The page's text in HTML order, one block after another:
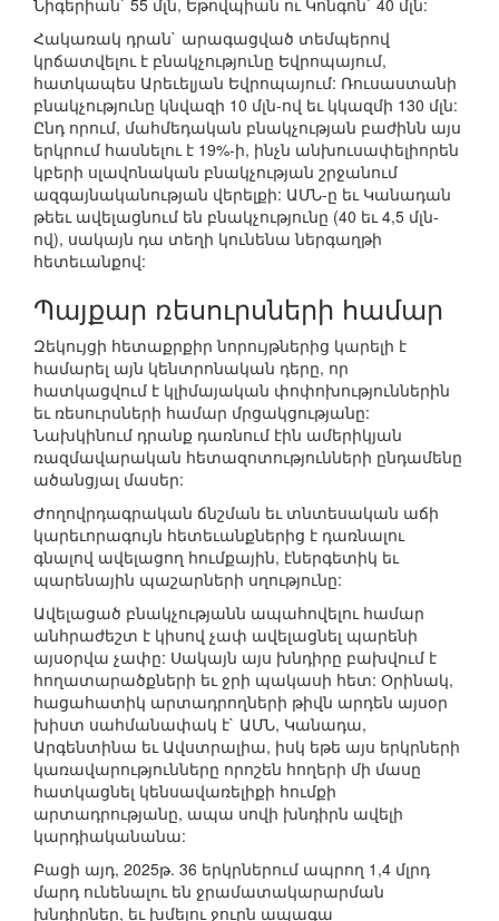
Նիգերիան` 55 մլն, Եթովպիան ու Կոնգոն` 40 մլն:
Հակառակ դրան` արագացված տեմպերով
կրճատվելու է բնակչությունը Եվրոպայում,
հատկապես Արեւելյան Եվրոպայում: Ռուսաստանի
բնակչությունը կնվազի 10 մլն-ով եւ կկազմի 130 մլն:
Ընդ որում, մահմեդական բնակչության բաժինն այս
երկրում հասնելու է 19%-ի, ինչն անխուսափելիորեն
կբերի սլավոնական բնակչության շրջանում
ազգայնականության վերելքի: ԱՄՆ-ը եւ Կանադան
թեեւ ավելացնում են բնակչությունը (40 եւ 4,5 մլն-
ով), սակայն դա տեղի կունենա ներգաղթի
հետեւանքով:
Պայքար ռեսուրսների համար
Զեկույցի հետաքրքիր նորույթներից կարելի է
համարել այն կենտրոնական դերը, որ
հատկացվում է կլիմայական փոփոխություններին
եւ ռեսուրսների համար մրցակցությանը:
Նախկինում դրանք դառնում էին ամերիկյան
ռազմավարական հետազոտությունների ընդամենը
ածանցյալ մասեր:
Ժողովրդագրական ճնշման եւ տնտեսական աճի
կարեւորագույն հետեւանքներից է դառնալու
գնալով ավելացող հումքային, էներգետիկ եւ
պարենային պաշարների սղությունը:
Ավելացած բնակչությանն ապահովելու համար
անհրաժեշտ է կիսով չափ ավելացնել պարենի
այսօրվա չափը: Սակայն այս խնդիրը բախվում է
հողատարածքների եւ ջրի պակասի հետ: Օրինակ,
հացահատիկ արտադրողների թիվն արդեն այսօր
խիստ սահմանափակ է` ԱՄՆ, Կանադա,
Արգենտինա եւ Ավստրալիա, իսկ եթե այս երկրների
կառավարությունները որոշեն հողերի մի մասը
հատկացնել կենսավառելիքի հումքի
արտադրությանը, ապա սովի խնդիրն ավելի
կարդիականանա:
Բացի այդ, 2025թ. 36 երկրներում ապրող 1,4 մլրդ
մարդ ունենալու են ջրամատակարարման
խնդիրներ, եւ խմելու ջուրն ապագա